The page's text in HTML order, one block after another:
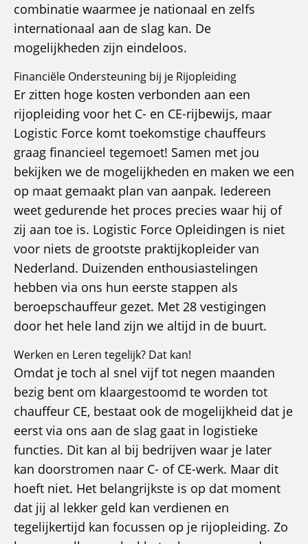
combinatie waarmee je nationaal en zelfs
internationaal aan de slag kan. De
mogelijkheden zijn eindeloos.
Financiële Ondersteuning bij je Rijopleiding
Er zitten hoge kosten verbonden aan een
rijopleiding voor het C- en CE-rijbewijs, maar
Logistic Force komt toekomstige chauffeurs
graag financieel tegemoet! Samen met jou
bekijken we de mogelijkheden en maken we een
op maat gemaakt plan van aanpak. Iedereen
weet gedurende het proces precies waar hij of
zij aan toe is. Logistic Force Opleidingen is niet
voor niets de grootste praktijkopleider van
Nederland. Duizenden enthousiastelingen
hebben via ons hun eerste stappen als
beroepschauffeur gezet. Met 28 vestigingen
door het hele land zijn we altijd in de buurt.
Werken en Leren tegelijk? Dat kan!
Omdat je toch al snel vijf tot negen maanden
bezig bent om klaargestoomd te worden tot
chauffeur CE, bestaat ook de mogelijkheid dat je
eerst via ons aan de slag gaat in logistieke
functies. Dit kan al bij bedrijven waar je later
kan doorstromen naar C- of CE-werk. Maar dit
hoeft niet. Het belangrijkste is op dat moment
dat jij al lekker geld kan verdienen en
tegelijkertijd kan focussen op je rijopleiding. Zo